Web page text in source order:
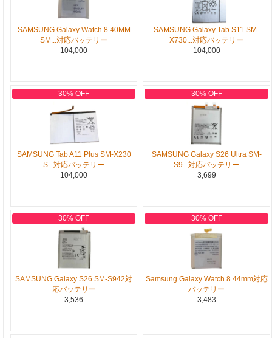
SAMSUNG Galaxy Watch 8 40MM
SM...対応バッテリー
104,000
SAMSUNG Galaxy Tab S11 SM-
X730...対応バッテリー
104,000
30% OFF
SAMSUNG Tab A11 Plus SM-X230
S...対応バッテリー
104,000
30% OFF
SAMSUNG Galaxy S26 Ultra SM-
S9...対応バッテリー
3,699
30% OFF
SAMSUNG Galaxy S26 SM-S942対
応バッテリー
3,536
30% OFF
Samsung Galaxy Watch 8 44mm対応
バッテリー
3,483